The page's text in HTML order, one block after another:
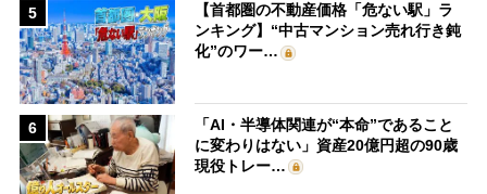
5
【首都圏の不動産価格「危ない駅」ラ
ンキング】“中古マンション売れ行き鈍
化”のワー…
6
「AI・半導体関連が“本命”であること
に変わりはない」資産20億円超の90歳
現役トレー…